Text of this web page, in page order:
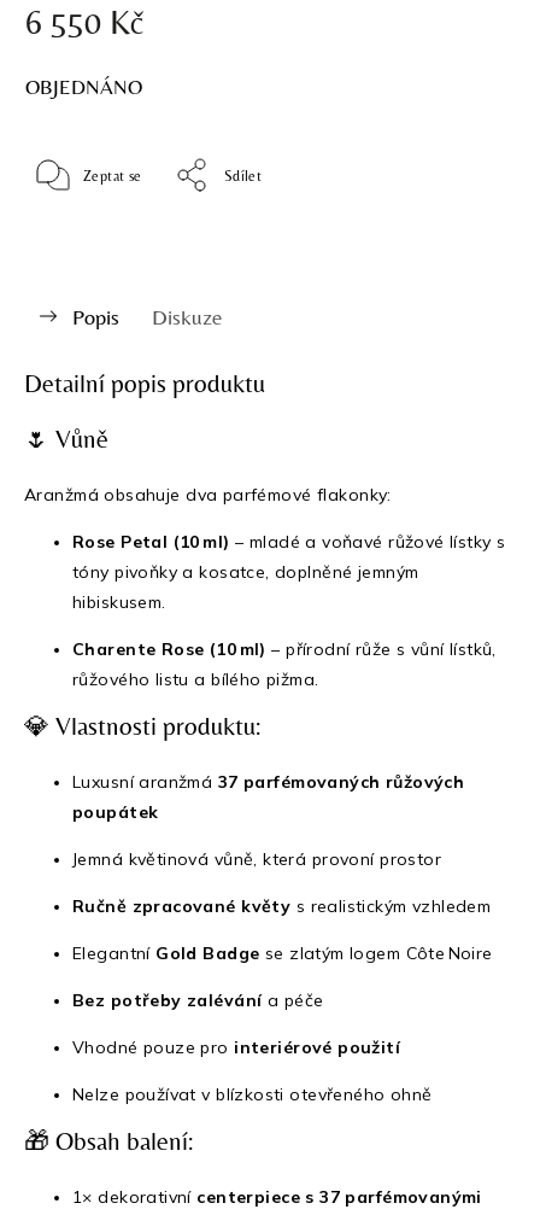
6 550 Kč
OBJEDNÁNO
Zeptat se Sdílet
Popis Diskuze
Detailní popis produktu
🌷 Vůně
Aranžmá obsahuje dva parfémové flakonky:
Rose Petal (10 ml) – mladé a voňavé růžové lístky s
tóny pivoňky a kosatce, doplněné jemným
hibiskusem.
Charente Rose (10 ml) – přírodní růže s vůní lístků,
růžového listu a bílého pižma.
💎 Vlastnosti produktu:
Luxusní aranžmá 37 parfémovaných růžových
poupátek
Jemná květinová vůně, která provoní prostor
Ručně zpracované květy s realistickým vzhledem
Elegantní Gold Badge se zlatým logem Côte Noire
Bez potřeby zalévánía péče
Vhodné pouze pro interiérové použití
Nelze používat v blízkosti otevřeného ohně
🎁 Obsah balení:
1× dekorativní centerpiece s 37 parfémovanými